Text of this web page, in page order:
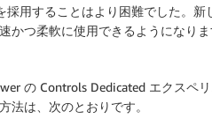
採用することはより困難でした。
かつ柔軟に使用できるようになりま
の Controls Dedicated エクスペ
法は、次のとおりです。